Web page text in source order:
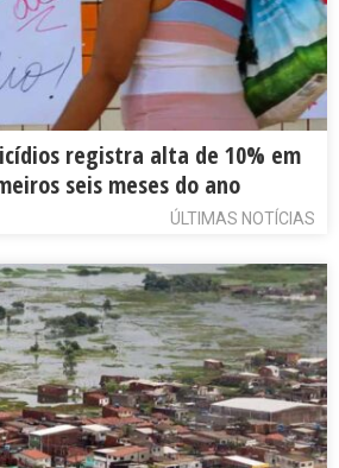
registra alta de 10% em
seis meses do ano
ÚLTIMAS NOTÍCIAS